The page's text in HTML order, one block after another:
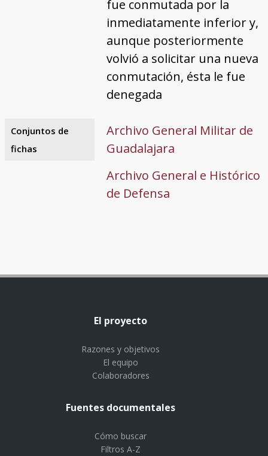
fue conmutada por la
inmediatamente inferior y,
aunque posteriormente
volvió a solicitar una nueva
conmutación, ésta le fue
denegada
Conjuntos de
fichas
Archivo General Militar de
Guadalajara
Archivo General e Histórico
de Defensa
El proyecto
Razones y objetivos
El equipo
Colaboradores
Fuentes documentales
Cómo buscar
Filtros A-Z